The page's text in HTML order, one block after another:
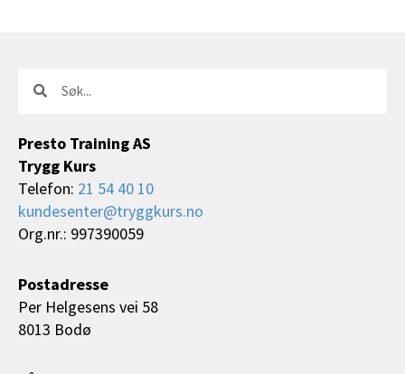
Søk
Presto Training AS
Trygg Kurs
Telefon: 21 54 40 10
kundesenter@tryggkurs.no
Org.nr.: 997390059
Postadresse
Per Helgesens vei 58
8013 Bodø